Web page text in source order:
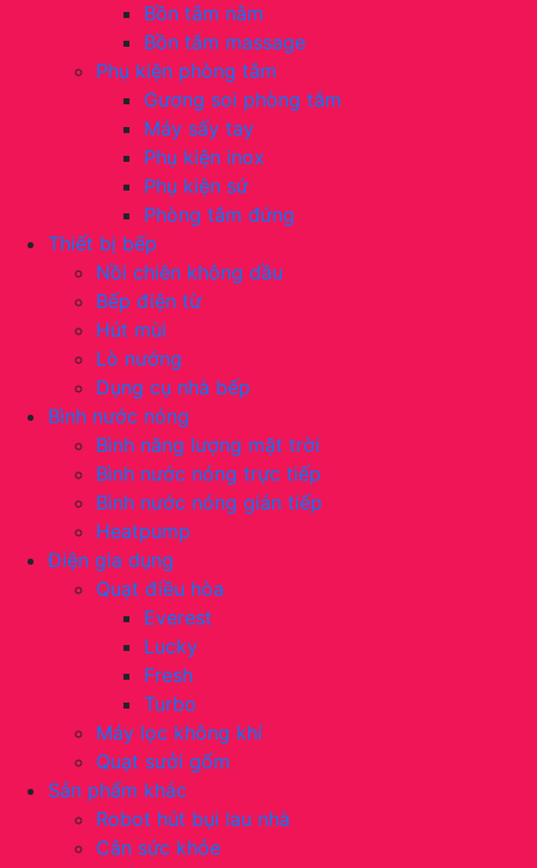
Bồn tắm nằm
Bồn tắm massage
Phụ kiện phòng tắm
Gương soi phòng tắm
Máy sấy tay
Phụ kiện inox
Phụ kiện sứ
Phòng tắm đứng
Thiết bị bếp
Nồi chiên không dầu
Bếp điện từ
Hút mùi
Lò nướng
Dụng cụ nhà bếp
Bình nước nóng
Bình năng lượng mặt trời
Bình nước nóng trực tiếp
Bình nước nóng gián tiếp
Heatpump
Điện gia dụng
Quạt điều hòa
Everest
Lucky
Fresh
Turbo
Máy lọc không khí
Quạt sưởi gốm
Sản phẩm khác
Robot hút bụi lau nhà
Cân sức khỏe